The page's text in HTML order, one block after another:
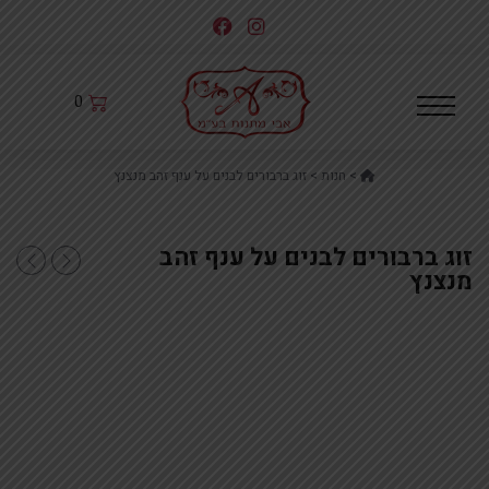
0
Home
> חנות > זוג ברבורים לבנים על ענף זהב מנצנץ
זוג ברבורים לבנים על ענף זהב
מנצנץ מרקיה 4ליטר
רביעיית יונים